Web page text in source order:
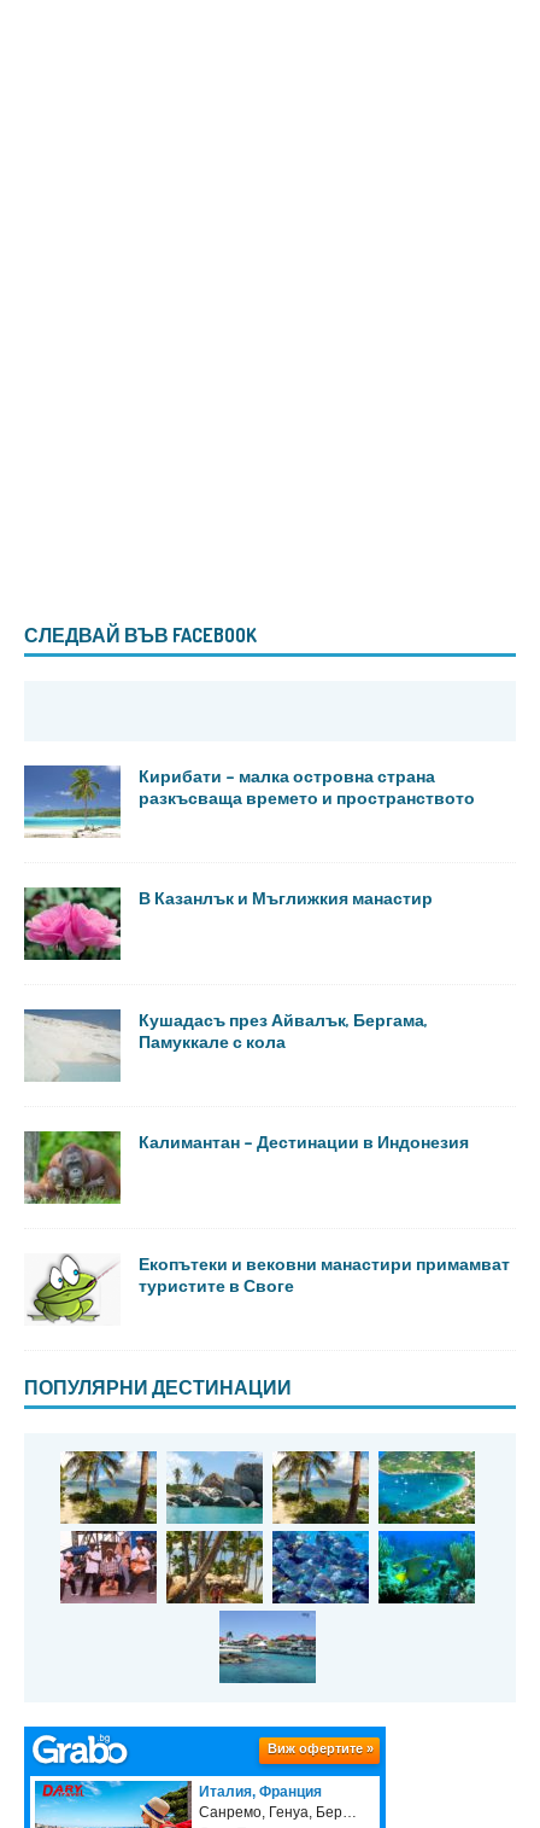
СЛЕДВАЙ ВЪВ FACEBOOK
Кирибати – малка островна страна
разкъсваща времето и пространството
В Казанлък и Мъглижкия манастир
Кушадасъ през Айвалък, Бергама,
Памуккале с кола
Калимантан – Дестинации в Индонезия
Екопътеки и вековни манастири примамват
туристите в Своге
ПОПУЛЯРНИ ДЕСТИНАЦИИ